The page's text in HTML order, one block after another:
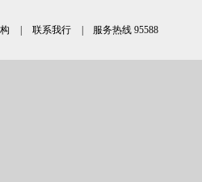
联系我行 | 服务热线 95588